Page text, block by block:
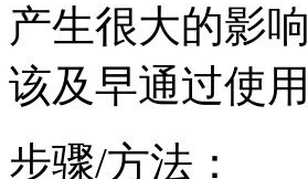
产生很大的影
该及早通过使
步骤/方法：